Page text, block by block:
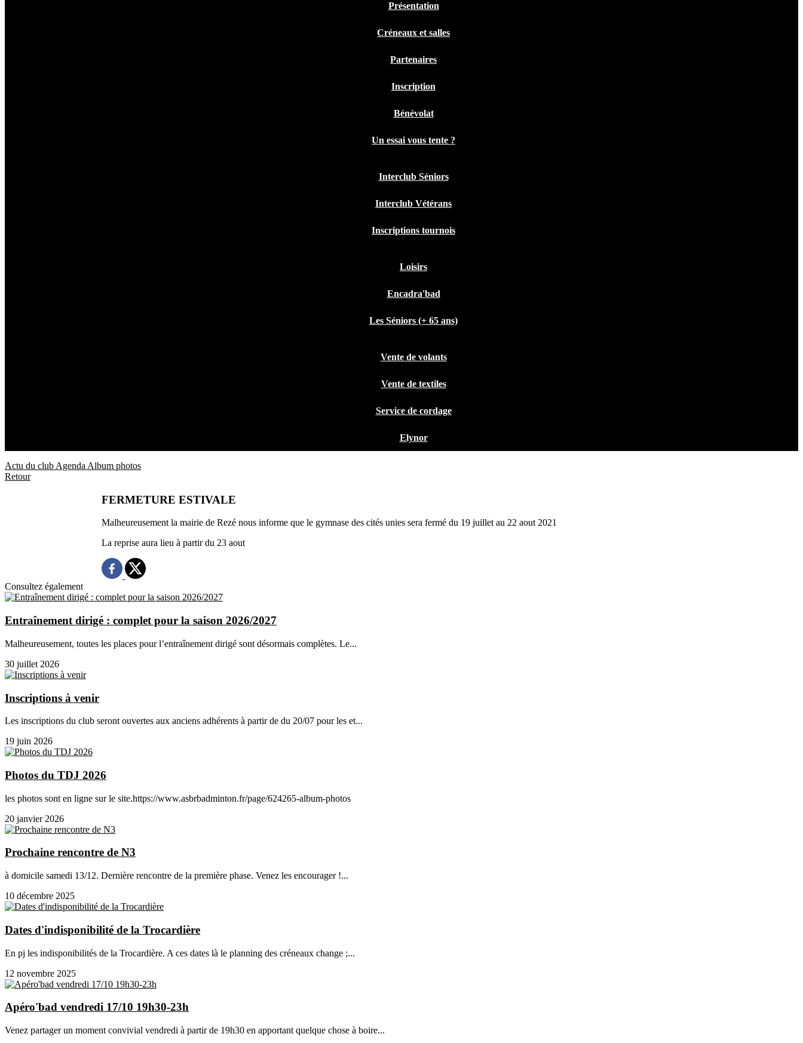
Présentation
Créneaux et salles
Partenaires
Inscription
Bénévolat
Un essai vous tente ?
Interclub Séniors
Interclub Vétérans
Inscriptions tournois
Loisirs
Encadra'bad
Les Séniors (+ 65 ans)
Vente de volants
Vente de textiles
Service de cordage
Elynor
Actu du club Agenda Album photos
Retour
FERMETURE ESTIVALE
Malheureusement la mairie de Rezé nous informe que le gymnase des cités unies sera fermé du 19 juillet au 22 aout 2021
La reprise aura lieu à partir du 23 aout
Consultez également
Entraînement dirigé : complet pour la saison 2026/2027
Malheureusement, toutes les places pour l’entraînement dirigé sont désormais complètes. Le...
30 juillet 2026
Inscriptions à venir
Les inscriptions du club seront ouvertes aux anciens adhérents à partir de du 20/07 pour les et...
19 juin 2026
Photos du TDJ 2026
les photos sont en ligne sur le site.https://www.asbrbadminton.fr/page/624265-album-photos
20 janvier 2026
Prochaine rencontre de N3
à domicile samedi 13/12. Dernière rencontre de la première phase. Venez les encourager !...
10 décembre 2025
Dates d'indisponibilité de la Trocardière
En pj les indisponibilités de la Trocardière. A ces dates là le planning des créneaux change ;...
12 novembre 2025
Apéro'bad vendredi 17/10 19h30-23h
Venez partager un moment convivial vendredi à partir de 19h30 en apportant quelque chose à boire...